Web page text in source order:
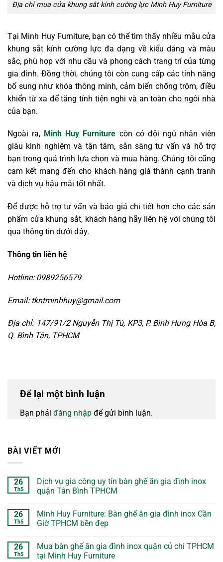
Địa chỉ mua cửa khung sắt kính cường lực Minh Huy Furniture
Tại Minh Huy Furniture, bạn có thể tìm thấy nhiều mẫu cửa
khung sắt kính cường lực đa dạng về kiểu dáng và màu
sắc, phù hợp với nhu cầu và phong cách trang trí của từng
gia đình. Đồng thời, chúng tôi còn cung cấp các tính năng
bổ sung như khóa thông minh, cảm biến chống trộm, điều
khiển từ xa để tăng tính tiện nghi và an toàn cho ngôi nhà
của bạn.
Ngoài ra, Minh Huy Furniture còn có đội ngũ nhân viên
giàu kinh nghiệm và tận tâm, sẵn sàng tư vấn và hỗ trợ
bạn trong quá trình lựa chọn và mua hàng. Chúng tôi cũng
cam kết mang đến cho khách hàng giá thành cạnh tranh
và dịch vụ hậu mãi tốt nhất.
Để được hỗ trợ tư vấn và báo giá chi tiết hơn cho các sản
phẩm cửa khung sắt, khách hàng hãy liên hệ với chúng tôi
qua thông tin dưới đây.
Thông tin liên hệ
Hotline: 0989256579
Email: tkntminhhuy@gmail.com
Địa chỉ: 147/91/2 Nguyễn Thị Tú, KP3, P. Bình Hưng Hòa B,
Q. Bình Tân, TPHCM
Để lại một bình luận
Bạn phải đăng nhập để gửi bình luận.
BÀI VIẾT MỚI
26
Th5
Dịch vụ gia công uy tín bàn ghế ăn gia đình inox
quận Tân Bình TPHCM
26
Th5
Minh Huy Furniture: Bàn ghế ăn gia đình inox Cần
Giờ TPHCM bền đẹp
26
Th5
Mua bàn ghế ăn gia đình inox quận củ chi TPHCM
tại Minh Huy Furniture